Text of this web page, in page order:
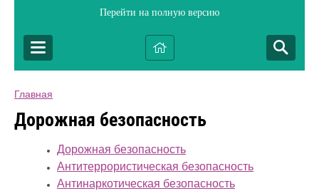
Перейти на полную версию
Главная
Дорожная безопасность
Дорожная безопасность
Антитеррористическая безопасность
Антинаркотическая безопасность